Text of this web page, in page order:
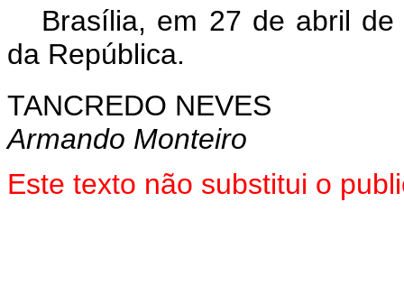
Brasília, em 27 de abril de
da República.
TANCREDO NEVES
Armando Monteiro
Este texto não substitui o